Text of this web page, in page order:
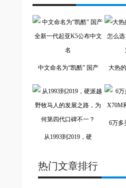
中文命名为“凯酷” 国产 大热
从1993到2019，硬
6万多
热门文章排行